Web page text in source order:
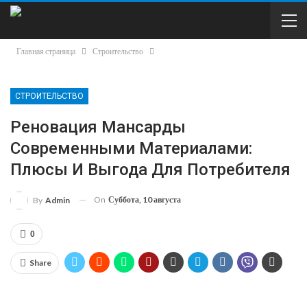
Главная страница Строительство
СТРОИТЕЛЬСТВО
Реновация Мансарды
Современными Материалами:
Плюсы И Выгода Для Потребителя
By Admin On Суббота, 10 августа
0
Share